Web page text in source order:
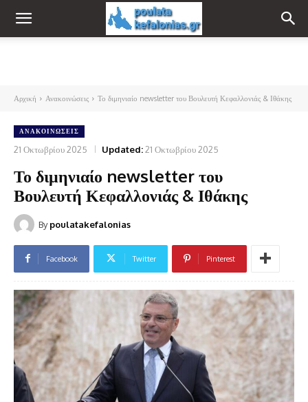
Αρχική Ανακοινώσεις Το διμηνιαίο newsletter του Βουλευτή Κεφαλλονιάς & Ιθάκης
ΑΝΑΚΟΙΝΏΣΕΙΣ
21 Οκτωβρίου 2025 Updated:21 Οκτωβρίου 2025
Το διμηνιαίο newsletter του
Βουλευτή Κεφαλλονιάς & Ιθάκης
By poulatakefalonias
Facebook Twitter Pinterest